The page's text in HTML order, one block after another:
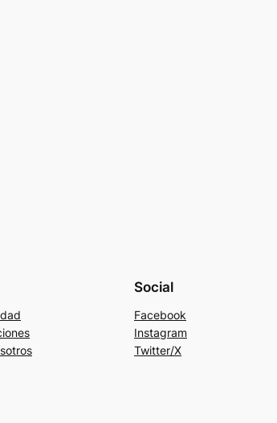
Social
Facebook
Instagram
Twitter/X